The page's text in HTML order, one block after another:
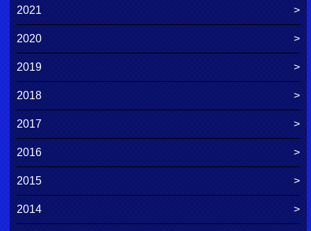
2021
2020
2019
2018
2017
2016
2015
2014